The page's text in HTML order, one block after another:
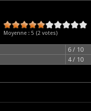
Moyenne : 5 (2votes)
6 / 10
4 / 10